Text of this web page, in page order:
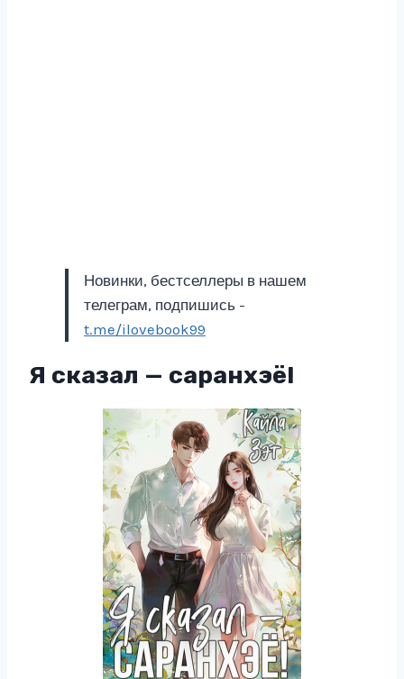
Новинки, бестселлеры в нашем
телеграм, подпишись -
t.me/ilovebook99
Я сказал — саранхэё!